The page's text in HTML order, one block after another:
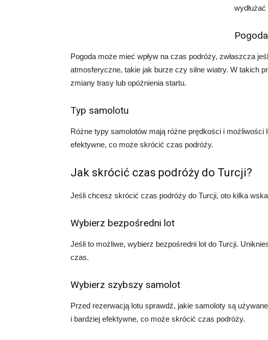
Pogoda
Pogoda może mieć wpływ na czas podróży, zwłaszcza
atmosferyczne, takie jak burze czy silne wiatry. W takich
zmiany trasy lub opóźnienia startu.
Typ samolotu
Różne typy samolotów mają różne prędkości i
efektywne, co może skrócić czas podróży.
Jak skrócić czas podróży do Turcji?
Jeśli chcesz skrócić czas podróży do Turcji, oto kilka
Wybierz bezpośredni lot
Jeśli to możliwe, wybierz bezpośredni lot do Turcji.
czas.
Wybierz szybszy samolot
Przed rezerwacją lotu sprawdź, jakie samoloty są
i bardziej efektywne, co może skrócić czas podróży.